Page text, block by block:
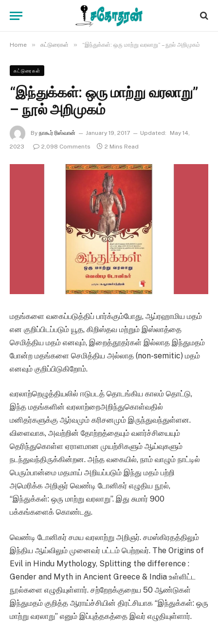
Home » கட்டுரைகள் » “இந்துக்கள்: ஒரு மாற்று வரலாறு” – நூல் அறிமுகம்
கட்டுரைகள்
“இந்துக்கள்: ஒரு மாற்று வரலாறு”
– நூல் அறிமுகம்
By நாகூர் ரிஸ்வான் January 19, 2017 Updated:
May 14,
2023
2,098 Comments 2 Mins Read
மதங்களை வகைப்படுத்திப் பார்க்கும்போது, ஆப்ரஹாமிய மதம்
என குறிப்பிடப்படும் யூத, கிறிஸ்தவ மற்றும் இஸ்லாத்தை
செமித்திய மதம் எனவும், இறைத்தூதர்கள் இல்லாத இந்துமதம்
போன்ற மதங்களை செமித்திய அல்லாத (non-semitic) மதம்
எனவும் குறிப்பிடுகிறோம்.
வரலாற்றெழுத்தியலில் ஈடுபடத் தொடங்கிய காலம் தொட்டு,
இந்த மதங்களின் வரலாற்றைஅறிந்துகொள்வதில்
மனிதர்களுக்கு ஆர்வமும் கரிசனமும் இருந்துவந்துள்ளன.
விளைவாக, அவற்றின் தோற்றத்தையும் வளர்ச்சியையும்
தெரிந்துகொள்ள ஏராளமான முயற்சிகளும் ஆய்வுகளும்
நடந்துவந்திருக்கின்றன. அந்த வகையில், நாம் வாழும் நாட்டில்
பெரும்பான்மை மதமாய் அறியப்படும் இந்து மதம் பற்றி
அமெரிக்க அறிஞர் வெண்டி டோனிகர் எழுதிய நூல்,
“இந்துக்கள்: ஒரு மாற்று வரலாறு”. இது சுமார் 900
பக்கங்களைக் கொண்டது.
வெண்டி டோனிகர் சமய வரலாற்று அறிஞர். சமஸ்கிரதத்திலும்
இந்திய ஆய்விலும் முனைவர் பட்டம் பெற்றவர். The Origins of
Evil in Hindu Mythology, Splitting the difference :
Gender and Myth in Ancient Greece & India உள்ளிட்ட
நூல்களை எழுதியுள்ளார். சற்றேறக்குறைய 50 ஆண்டுகள்
இந்துமதம் குறித்த ஆராய்ச்சியின் திரட்சியாக “இந்துக்கள்: ஒரு
மாற்று வரலாறு” எனும் இப்புத்தகத்தை இவர் எழுதியுள்ளார்.